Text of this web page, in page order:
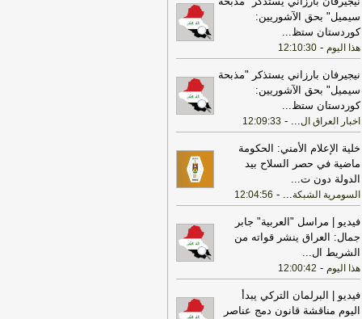
في جميع القواعد والمعسكرات-هذا
17:22
ترامب: ضرباتنا ضد إيران
ولن يكون أمامها سوى التراجع-
24
22:25
بعد توقف 5 أشهر.. الخطوط
تستأنف رحلاتها إلى موسكو
-هذا
17:31
أمين الجامعة العربية: نحذر من
بعض الأطراف من محاولات جبانة
رقعة الصراع
17:46
وزير الخزانة الأميركي: لن نسمح
اتخاذ التجارة العالمية رهينة أو
الشحن الدولي لتمويل الحرس
-لبنانون 24
17:40
الخزانة الأميركية: عقوبات جديدة
- لبنانون 24
سيميل" بحق الآشوريين:
كوردستان ستظ...
هذا اليوم -
12:10:30
نيجيرفان بارزاني يستذكر "مذبحة
سيميل" بحق الآشوريين:
كوردستان ستظ...
اخبار العراق ال...
-
12:09:33
خلية الإعلام الأمني: الحكومة
ماضية في حصر السلاح بيد
الدولة دون ت...
السومرية الشبكة...
-
12:04:56
فيديو | مراسل "العربية" جابر
جمال: العراق ينشر قواته من
الشريط ال...
هذا اليوم -
12:00:42
فيديو | البرلمان التركي يبدأ
اليوم مناقشة قانون دمج عناصر